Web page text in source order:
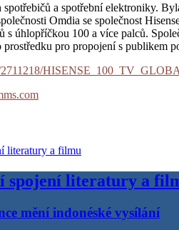
a spotřební elektroniky.
Omdia se společnost
s úhlopříčkou 100 a více palců.
pro propojení s publikem
2711218/
literatury a
mění indonéské vysílání